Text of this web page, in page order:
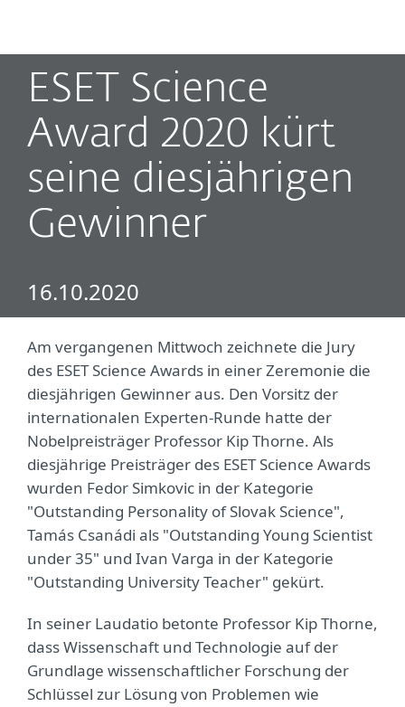
ESET Science
Award 2020 kürt
seine diesjährigen
Gewinner
16.10.2020
Am vergangenen Mittwoch zeichnete die Jury
des ESET Science Awards in einer Zeremonie die
diesjährigen Gewinner aus. Den Vorsitz der
internationalen Experten-Runde hatte der
Nobelpreisträger Professor Kip Thorne. Als
diesjährige Preisträger des ESET Science Awards
wurden Fedor Simkovic in der Kategorie
"Outstanding Personality of Slovak Science",
Tamás Csanádi als "Outstanding Young Scientist
under 35" und Ivan Varga in der Kategorie
"Outstanding University Teacher" gekürt.
In seiner Laudatio betonte Professor Kip Thorne,
dass Wissenschaft und Technologie auf der
Grundlage wissenschaftlicher Forschung der
Schlüssel zur Lösung von Problemen wie